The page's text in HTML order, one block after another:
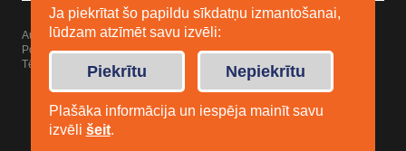
Autortiesības © 2026 Esidrošs
Powered byWordPress
Tēma: Uku noElmastudio
Ja piekrītat šo papildu sīkdatņu izmantošanai,
lūdzam atzīmēt savu izvēli:
Piekrītu Nepiekrītu
Plašāka informācija un iespēja mainīt savu
izvēli šeit.